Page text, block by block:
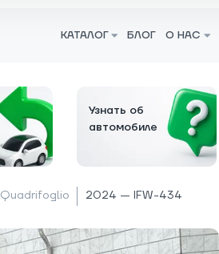
КАТАЛОГ БЛОГ О НАС
Узнать об
автомобиле
Quadrifoglio 2024 — IFW-434